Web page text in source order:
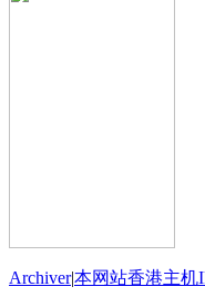
Archiver|本网站香港主机